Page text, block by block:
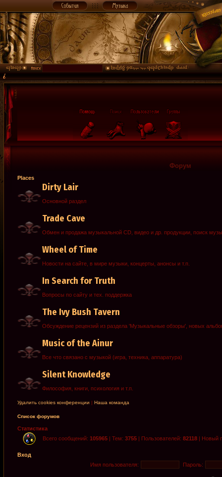
Форум
Places
Dirty Lair
Основной раздел
Trade Cave
Обмен и продажа музыкальной CD, видео и др. продукции, поиск
Wheel of Time
Новости на сайте, в мире музыки, концерты, анонсы и т.п.
In Search for Truth
Вопросы по сайту и тех. поддержка
The Ivy Bush Tavern
Обсуждение рецензий из раздела 'Музыкальные обзоры', новых
Music of the Ainur
Все что связано с музыкой (игра, техника, аппаратура)
Silent Knowledge
Философия, книги, психология и т.п.
Удалить cookies конференции | Наша команда
Список форумов
Статистика
Всего сообщений: 105965 | Тем: 3755 | Пользователей: 82118 | Новый
Вход
Имя пользователя:
Пароль: